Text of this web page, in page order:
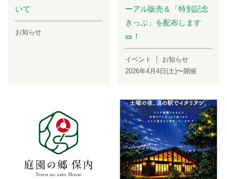
いて
お知らせ
ーアル販売＆「特別記念
きっぷ」を配布します
🎫！
イベント
お知らせ
2026年4月4日(土)〜開催